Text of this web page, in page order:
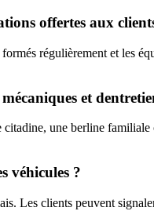
offertes aux
régulièrement et les
et
une berline
véhicules ?
Les clients peuvent